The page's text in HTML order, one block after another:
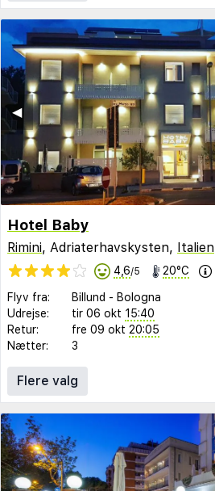
◀︎
Hotel Baby
Rimini, Adriaterhavskysten, Italien
4,6/5 20°C
Flyv fra: Billund - Bologna
Udrejse:
tir 06 okt 15:40
Retur:
fre 09 okt 20:05
Nætter:
3
Flere valg